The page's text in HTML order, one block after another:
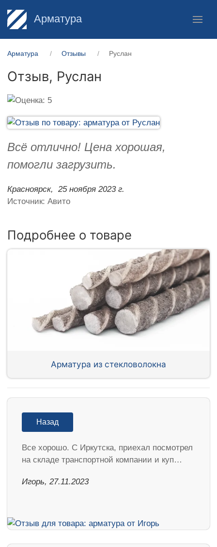
Арматура
Арматура Отзывы Руслан
Отзыв, Руслан
Всё отлично! Цена хорошая,
помогли загрузить.
Красноярск,
25 ноября 2023 г.
Источник: Авито
Подробнее о товаре
Арматура из стекловолокна
Назад
Все хорошо. С Иркутска, приехал посмотрел
на складе транспортной компании и куп…
Игорь, 27.11.2023